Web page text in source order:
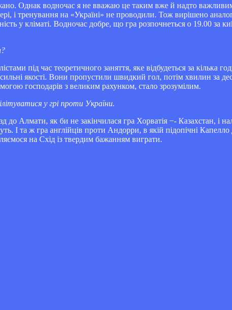
Однак водночас я не вважаю це таким вже й надто
і тренування на «Україні» не проводили. Тож вирішено
у кліматі. Водночас добре, що гра розпочнеться о 19.00 за
під час теоретичного заняття, яке відбудеться за кілька
якості. Вони пропустили швидкий гол, потім хвилин за
господарів з великим рахунком, стало зрозумілим.
у грі проти України.
до Алмати, як би не закінчилася гра Хорватія −- Казахстан, і
І та ж гра англійців проти Андорри, в якій підопічні
на Схід із твердим бажанням виграти.